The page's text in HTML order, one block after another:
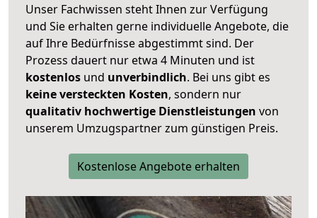
Unser Fachwissen steht Ihnen zur Verfügung
und Sie erhalten gerne individuelle Angebote, die
auf Ihre Bedürfnisse abgestimmt sind. Der
Prozess dauert nur etwa 4 Minuten und ist
kostenlos und unverbindlich. Bei uns gibt es
keine versteckten Kosten, sondern nur
qualitativ hochwertige Dienstleistungen von
unserem Umzugspartner zum günstigen Preis.
Kostenlose Angebote erhalten